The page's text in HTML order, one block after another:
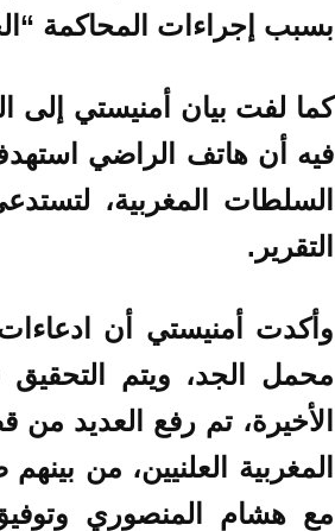
بسبب إجراءات المحاكمة
كما لفت بيان أمنيستي إلى
فيه أن هاتف الراضي
السلطات المغربية،
التقرير.
وأكدت أمنيستي أن
محمل الجد، ويتم
الأخيرة، تم رفع العديد
المغربية العلنيين، من
مع هشام المنصوري